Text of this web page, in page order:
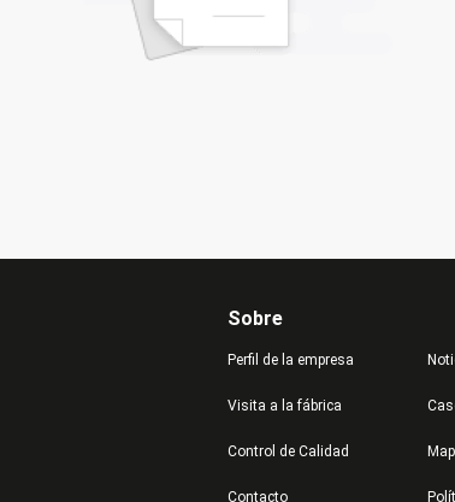
Sobre
Perfil de la empresa
Visita a la fábrica
Control de Calidad
Contacto